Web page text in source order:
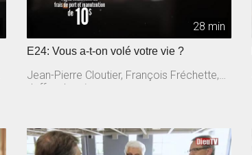
28 min
E24: Vous a-t-on volé votre vie ?
Jean-Pierre Cloutier, François Fréchette,
Jeffrey Laurin